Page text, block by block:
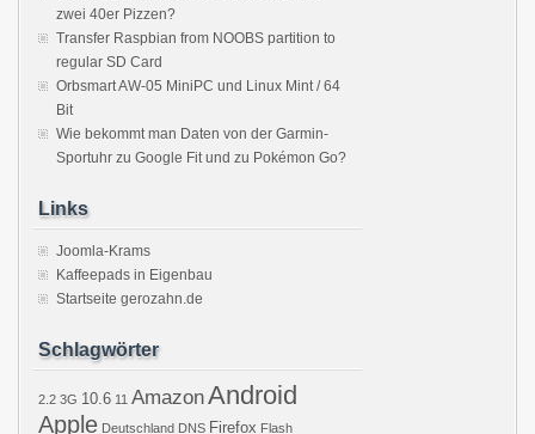
zwei 40er Pizzen?
Transfer Raspbian from NOOBS partition to
regular SD Card
Orbsmart AW-05 MiniPC und Linux Mint / 64
Bit
Wie bekommt man Daten von der Garmin-
Sportuhr zu Google Fit und zu Pokémon Go?
Links
Joomla-Krams
Kaffeepads in Eigenbau
Startseite gerozahn.de
Schlagwörter
2.2 3G 10.6 11 AmazonAndroid
Apple Deutschland DNS Firefox Flash